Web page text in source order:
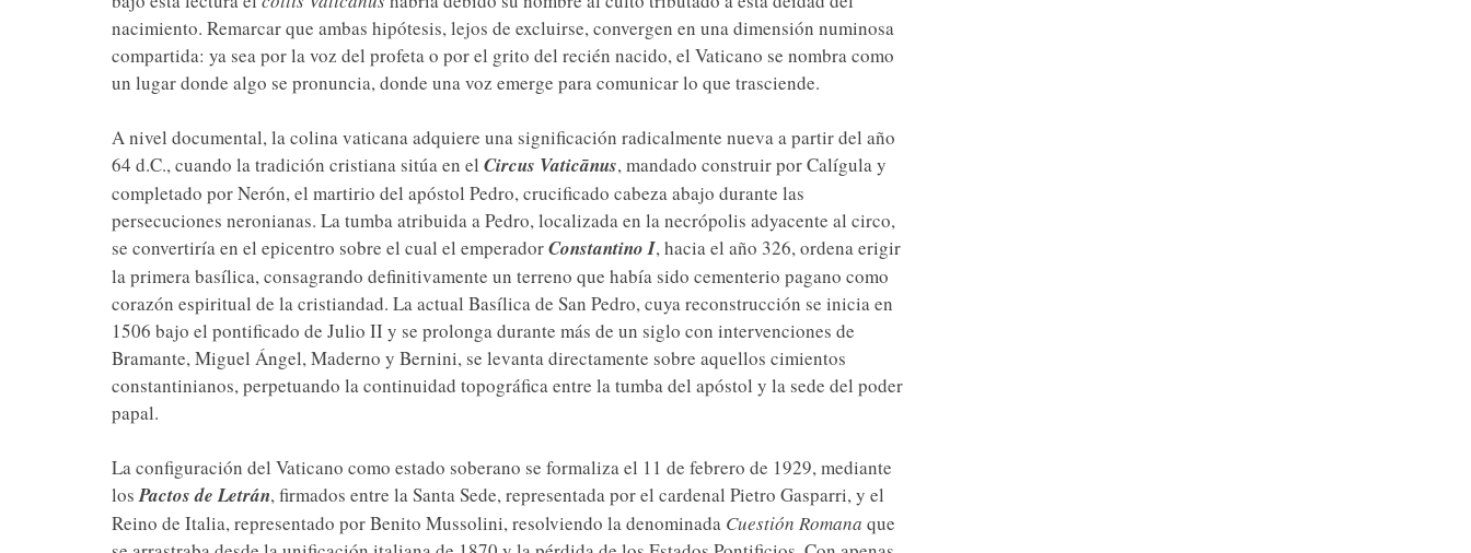
nacimiento. Remarcar que ambas hipótesis, lejos de excluirse, convergen en una dimensión numinosa
compartida: ya sea por la voz del profeta o por el grito del recién nacido, el Vaticano se nombra como
un lugar donde algo se pronuncia, donde una voz emerge para comunicar lo que trasciende.
A nivel documental, la colina vaticana adquiere una significación radicalmente nueva a partir del año
64 d.C., cuando la tradición cristiana sitúa en el Circus Vaticānus, mandado construir por Calígula y
completado por Nerón, el martirio del apóstol Pedro, crucificado cabeza abajo durante las
persecuciones neronianas. La tumba atribuida a Pedro, localizada en la necrópolis adyacente al circo,
se convertiría en el epicentro sobre el cual el emperadorConstantino I, hacia el año 326, ordena erigir
la primera basílica, consagrando definitivamente un terreno que había sido cementerio pagano como
corazón espiritual de la cristiandad. La actual Basílica de San Pedro, cuya reconstrucción se inicia en
1506 bajo el pontificado de Julio II y se prolonga durante más de un siglo con intervenciones de
Bramante, Miguel Ángel, Maderno y Bernini, se levanta directamente sobre aquellos cimientos
constantinianos, perpetuando la continuidad topográfica entre la tumba del apóstol y la sede del poder
papal.
La configuración del Vaticano como estado soberano se formaliza el 11 de febrero de 1929, mediante
losPactos de Letrán, firmados entre la Santa Sede, representada por el cardenal Pietro Gasparri, y el
Reino de Italia, representado por Benito Mussolini, resolviendo la denominada Cuestión Romana que